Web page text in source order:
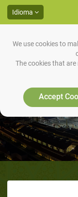
We use cookies to
The cookies that
Accept
Idioma